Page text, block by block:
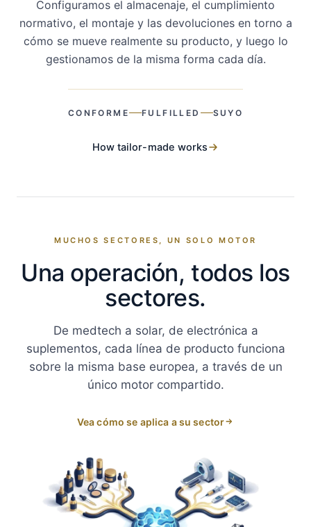
Configuramos el almacenaje, el cumplimiento
normativo, el montaje y las devoluciones en torno a
cómo se mueve realmente su producto, y luego lo
gestionamos de la misma forma cada día.
CONFORME FULFILLED SUYO
How tailor-made works
MUCHOS SECTORES, UN SOLO MOTOR
Una operación, todos los
sectores.
De medtech a solar, de electrónica a
suplementos, cada línea de producto funciona
sobre la misma base europea, a través de un
único motor compartido.
Vea cómo se aplica a su sector